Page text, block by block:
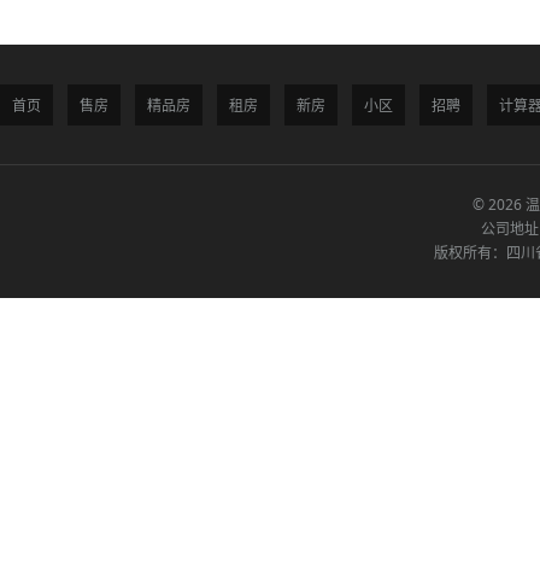
首页 售房 精品房 租房 新房 小区 招聘 计算
© 2026
公司地
版权所有：四